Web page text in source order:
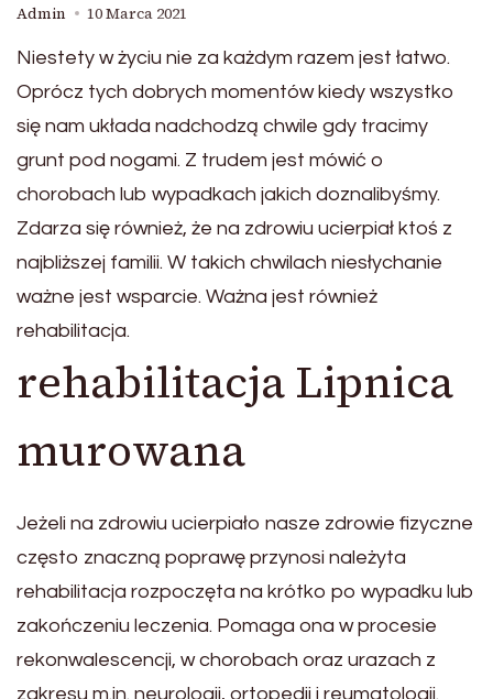
Admin 10 Marca 2021
Niestety w życiu nie za każdym razem jest łatwo.
Oprócz tych dobrych momentów kiedy wszystko
się nam układa nadchodzą chwile gdy tracimy
grunt pod nogami. Z trudem jest mówić o
chorobach lub wypadkach jakich doznalibyśmy.
Zdarza się również, że na zdrowiu ucierpiał ktoś z
najbliższej familii. W takich chwilach niesłychanie
ważne jest wsparcie. Ważna jest również
rehabilitacja.
rehabilitacja Lipnica
murowana
Jeżeli na zdrowiu ucierpiało nasze zdrowie fizyczne
często znaczną poprawę przynosi należyta
rehabilitacja rozpoczęta na krótko po wypadku lub
zakończeniu leczenia. Pomaga ona w procesie
rekonwalescencji, w chorobach oraz urazach z
zakresu m.in. neurologii, ortopedii i reumatologii.